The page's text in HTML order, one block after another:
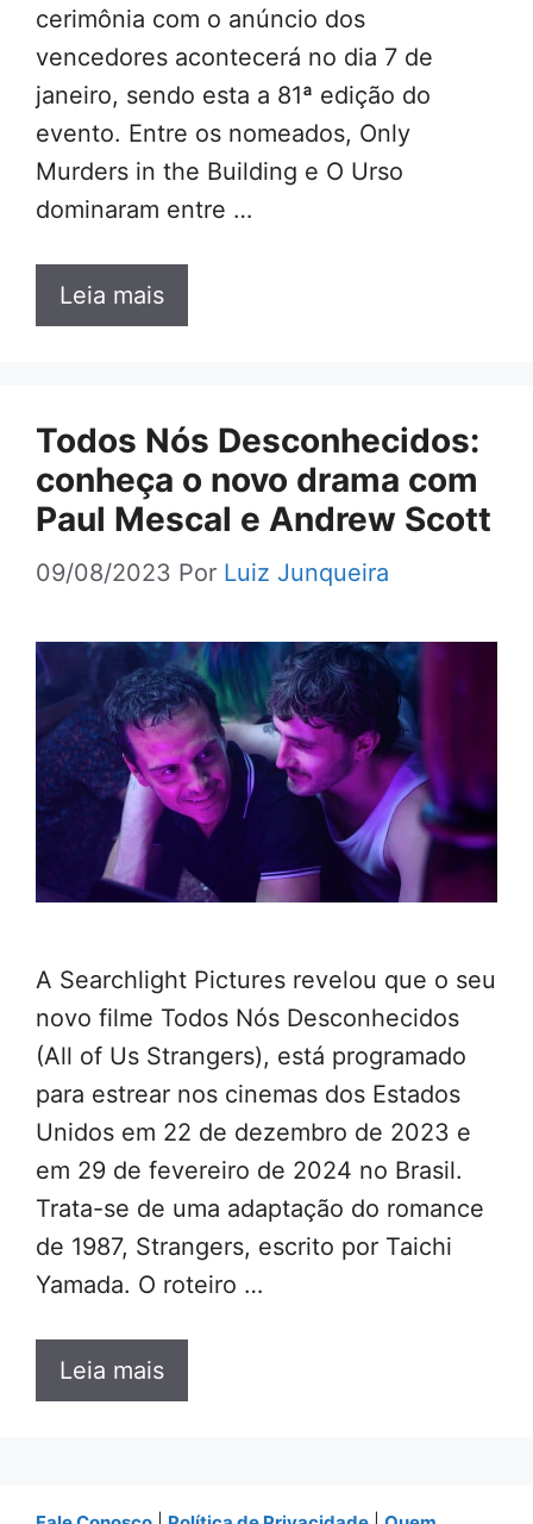
cerimônia com o anúncio dos
vencedores acontecerá no dia 7 de
janeiro, sendo esta a 81ª edição do
evento. Entre os nomeados, Only
Murders in the Building e O Urso
dominaram entre …
Leia mais
Todos Nós Desconhecidos:
conheça o novo drama com
Paul Mescal e Andrew Scott
09/08/2023 Por Luiz Junqueira
A Searchlight Pictures revelou que o seu
novo filme Todos Nós Desconhecidos
(All of Us Strangers), está programado
para estrear nos cinemas dos Estados
Unidos em 22 de dezembro de 2023 e
em 29 de fevereiro de 2024 no Brasil.
Trata-se de uma adaptação do romance
de 1987, Strangers, escrito por Taichi
Yamada. O roteiro …
Leia mais